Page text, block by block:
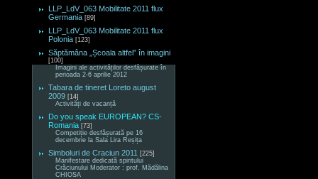
LLP_LdV_063 Mobilitate 2011 flux
Germania [89]
LLP_LdV_063 Mobilitate 2011 flux
Polonia [123]
Săptămâna „Școala altfel” în imagini
[100]
Imagini ale activităților desfășurate în
perioada 2-6 aprilie 2012
Tabara de tineret Loreto august
2009 [14]
Activități de vacanță
Do you speak EUROPEAN? CS-
Romania [73]
Competiție desfășurată pe 16
decembrie la Sala Lira Reșița
Simboluri de Craciun 2011 [225]
Manifestare dedicată spiritului
Crăciunului Moderator : prof. Mădălina
CHIOSA